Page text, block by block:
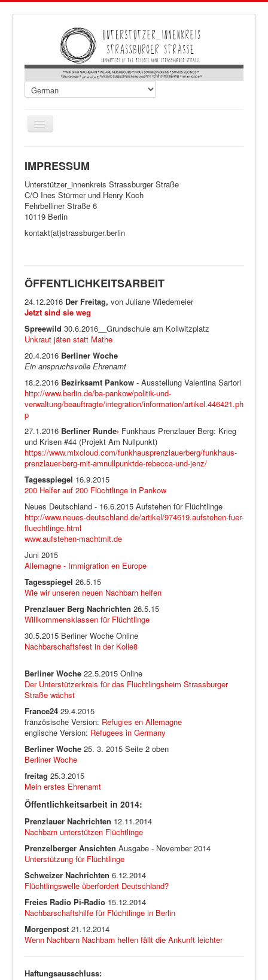
Navigation
an/aus
IMPRESSUM
Unterstützer_innenkreis Strassburger Straße
C/O Ines Stürmer und Henry Koch
Fehrbelliner Straße 6
10119 Berlin
kontakt(at)strassburger.berlin
ÖFFENTLICHKEITSARBEIT
24.12.2016 Der Freitag, von Juliane Wiedemeier
Jetzt sind sie weg
Spreewild 30.6.2016__Grundschule am Kollwitzplatz
Unkraut jäten statt Mathe
20.4.2016 Berliner Woche
Ein anspruchsvolle Ehrenamt
18.2.2016 Bezirksamt Pankow - Ausstellung Valentina Sartori
http://www.berlin.de/ba-pankow/politik-und-
verwaltung/beauftragte/integration/information/artikel.446421.ph
p
27.1.2016 Berliner Runde› Funkhaus Prenzlauer Berg: Krieg
und Krisen #44 (Projekt Am Nullpunkt)
https://www.mixcloud.com/funkhausprenzlauerberg/funkhaus-
prenzlauer-berg-mit-amnullpunktde-rebecca-und-jenz/
Tagesspiegel 16.9.2015
200 Helfer auf 200 Flüchtlinge in Pankow
Neues Deutschland - 16.6.2015 Aufstehen für Flüchtlinge
http://www.neues-deutschland.de/artikel/974619.aufstehen-fuer-
fluechtlinge.html
www.aufstehen-machtmit.de
Juni 2015
Allemagne - Immigration en Europe
Tagesspiegel 26.5.15
Wie wir unseren neuen Nachbarn helfen
Prenzlauer Berg Nachrichten 26.5.15
Willkommensklassen für Flüchtlinge
30.5.2015 Berliner Woche Online
Nachbarschaftsfest in der Kolle8
Berliner Woche 22.5.2015 Online
Der Unterstützerkreis für das Flüchtlingsheim Strassburger
Straße wächst
France24 29.4.2015
französische Version: Refugies en Allemagne
englische Version: Refugees in Germany
Berliner Woche 25. 3. 2015 Seite 2 oben
Berliner Woche
freitag 25.3.2015
Mein erstes Ehrenamt
Öffentlichkeitsarbeit in 2014:
Prenzlauer Nachrichten 12.11.2014
Nachbarn unterstützen Flüchtlinge
Prenzelberger Ansichten Ausgabe - November 2014
Unterstützung für Flüchtlinge
Schweizer Nachrichten 6.12.2014
Flüchtlingswelle überfordert Deutschland?
Freies Radio Pi-Radio 15.12.2014
Nachbarschaftshilfe für Flüchtlinge in Berlin
Morgenpost 21.12.2014
Wenn Nachbarn Nachbarn helfen fällt die Ankunft leichter
Haftungsausschluss: